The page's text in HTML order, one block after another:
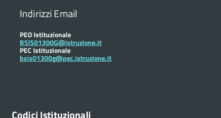
Indirizzi Email
PEO Istituzionale
BSIS01300G@istruzione.it
PEC Istituzionale
bsis01300g@pec.istruzione.it
Codici Istituzionali